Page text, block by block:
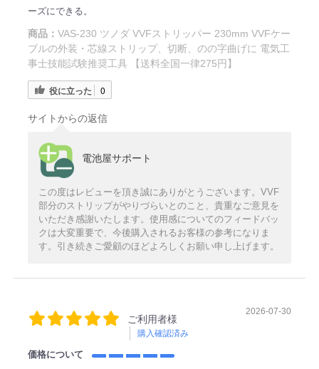
ーズにできる。
商品： VAS-230 ツノダ VVFストリッパー 230mm VVFケー
ブルの外装・芯線ストリップ、切断、のの字曲げに 電気工
事士技能試験推奨工具 【送料全国一律275円】
役に立った 0
サイトからの返信
電池屋サポート
この度はレビューを頂き誠にありがとうございます。VVF
部分のストリップがやりづらいとのこと、貴重なご意見を
いただき感謝いたします。使用感についてのフィードバッ
クは大変重要で、今後購入されるお客様の参考になりま
す。引き続きご愛顧のほどよろしくお願い申し上げます。
ご利用者様
購入確認済み
2026-07-30
価格について